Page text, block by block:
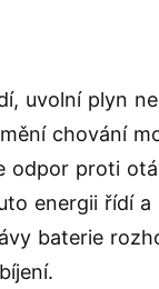
uvolní plyn
chování
odpor proti
energii řídí
baterie